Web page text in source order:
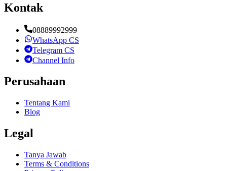
Kontak
08889992999
WhatsApp CS
Telegram CS
Channel Info
Perusahaan
Tentang Kami
Blog
Legal
Tanya Jawab
Terms & Conditions